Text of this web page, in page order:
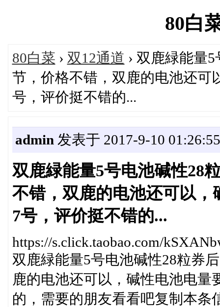
80白
80白菜 › 双12通道 › 双鹿緑能量
节，价格不错，双鹿的电池还可
号，评价挺不错的...
admin 发表于 2017-9-10 01:26:55
双鹿緑能量5号电池碱性28
不错，双鹿的电池还可以
7号，评价挺不错的...
https://s.click.taobao.com/
双鹿緑能量5号电池碱性28粒券
鹿的电池还可以，碱性电池电量
的，需要的朋友看看吧复制本条